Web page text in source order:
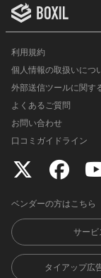
利用規約
個人情報の取扱いにつ
外部送信ツールに関す
よくあるご質問
お問い合わせ
口コミガイドライン
ベンダーの方はこちら
サービ
タイアップ広